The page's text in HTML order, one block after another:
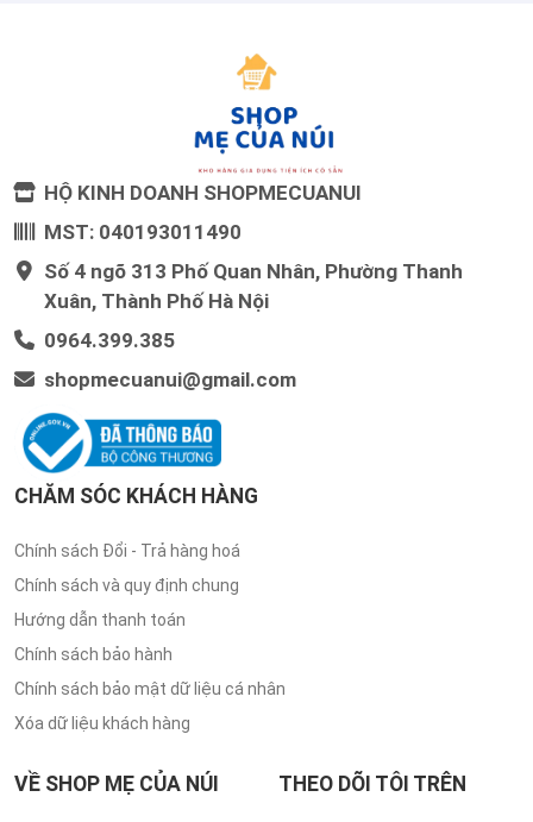
HỘ KINH DOANH SHOPMECUANUI
MST: 040193011490
Số 4 ngõ 313 Phố Quan Nhân, Phường Thanh
Xuân, Thành Phố Hà Nội
0964.399.385
shopmecuanui@gmail.com
CHĂM SÓC KHÁCH HÀNG
Chính sách Đổi - Trả hàng hoá
Chính sách và quy định chung
Hướng dẫn thanh toán
Chính sách bảo hành
Chính sách bảo mật dữ liệu cá nhân
Xóa dữ liệu khách hàng
VỀ SHOP MẸ CỦA NÚI THEO DÕI TÔI TRÊN